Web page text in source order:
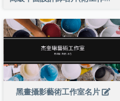
黑畫攝影藝術工作室名片